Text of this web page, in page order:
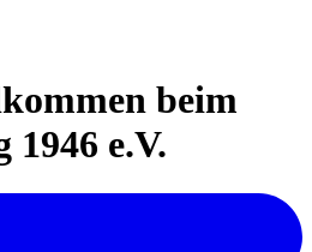
beim
e.V.